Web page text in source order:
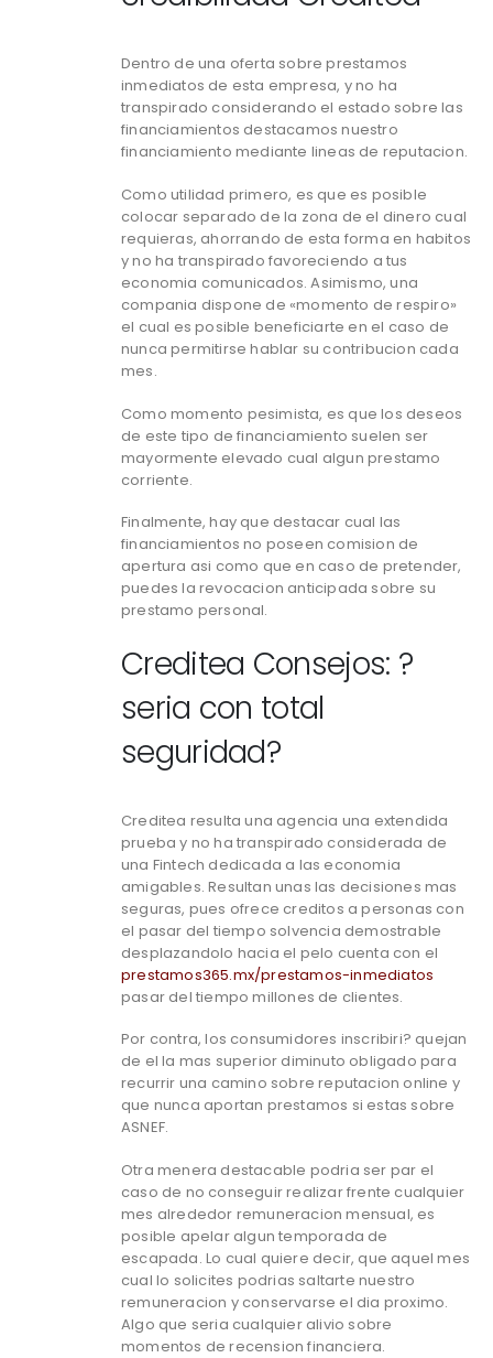
Dentro de una oferta sobre prestamos
inmediatos de esta empresa, y no ha
transpirado considerando el estado sobre las
financiamientos destacamos nuestro
financiamiento mediante lineas de reputacion.
Como utilidad primero, es que es posible
colocar separado de la zona de el dinero cual
requieras, ahorrando de esta forma en habitos
y no ha transpirado favoreciendo a tus
economia comunicados. Asimismo, una
compania dispone de «momento de respiro»
el cual es posible beneficiarte en el caso de
nunca permitirse hablar su contribucion cada
mes.
Como momento pesimista, es que los deseos
de este tipo de financiamiento suelen ser
mayormente elevado cual algun prestamo
corriente.
Finalmente, hay que destacar cual las
financiamientos no poseen comision de
apertura asi­ como que en caso de pretender,
puedes la revocacion anticipada sobre su
prestamo personal.
Creditea Consejos: ?
seri­a con total
seguridad?
Creditea resulta una agencia una extendida
prueba y no ha transpirado considerada de
una Fintech dedicada a las economia
amigables. Resultan unas las decisiones mas
seguras, pues ofrece creditos a personas con
el pasar del tiempo solvencia demostrable
desplazandolo hacia el pelo cuenta con el
prestamos365.mx/prestamos-inmediatos
pasar del tiempo millones de clientes.
Por contra, los consumidores inscribiri? quejan
de el la mas superior diminuto obligado para
recurrir una camino sobre reputacion online y
que nunca aportan prestamos si estas sobre
ASNEF.
Otra menera destacable podri­a ser par el
caso de no conseguir realizar frente cualquier
mes alrededor remuneracion mensual, es
posible apelar algun temporada de
escapada. Lo cual quiere decir, que aquel mes
cual lo solicites podrias saltarte nuestro
remuneracion y conservarse el dia proximo.
Algo que seria cualquier alivio sobre
momentos de recension financiera.